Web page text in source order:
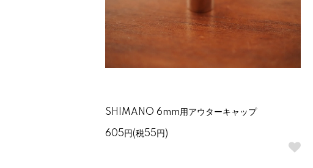
SHIMANO 6mm用アウターキャップ
605円(税55円)